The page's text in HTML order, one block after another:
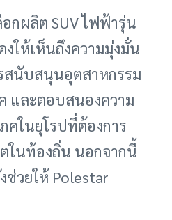
กผลิต SUV ไฟฟ้ารุ่น
ให้เห็นถึงความมุ่งมั่น
สนับสนุนอุตสาหกรรม
และตอบสนองความ
คในยุโรปที่ต้องการ
ในท้องถิ่น นอกจากนี้
ช่วยให้ Polestar